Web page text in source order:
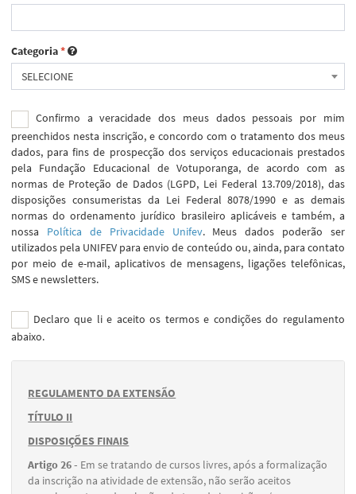
Categoria*
SELECIONE
Confirmo a veracidade dos meus dados pessoais por mim
preenchidos nesta inscrição, e concordo com o tratamento dos meus
dados, para fins de prospecção dos serviços educacionais prestados
pela Fundação Educacional de Votuporanga, de acordo com as
normas de Proteção de Dados (LGPD, Lei Federal 13.709/2018), das
disposições consumeristas da Lei Federal 8078/1990 e as demais
normas do ordenamento jurídico brasileiro aplicáveis e também, a
nossa Política de Privacidade Unifev. Meus dados poderão ser
utilizados pela UNIFEV para envio de conteúdo ou, ainda, para contato
por meio de e-mail, aplicativos de mensagens, ligações telefônicas,
SMS e newsletters.
Declaro que li e aceito os termos e condições do regulamento
abaixo.
REGULAMENTO DA EXTENSÃO
TÍTULO II
DISPOSIÇÕES FINAIS
Artigo 26 - Em se tratando de cursos livres, após a formalização
da inscrição na atividade de extensão, não serão aceitos